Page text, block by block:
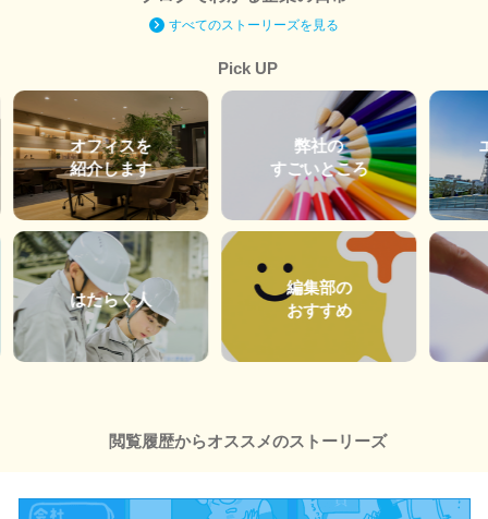
すべてのストーリーズを見る
Pick UP
オフィスを
紹介します
はたらく人
弊社の
すごいところ
編集部の
おすすめ
閲覧履歴からオススメのストーリーズ